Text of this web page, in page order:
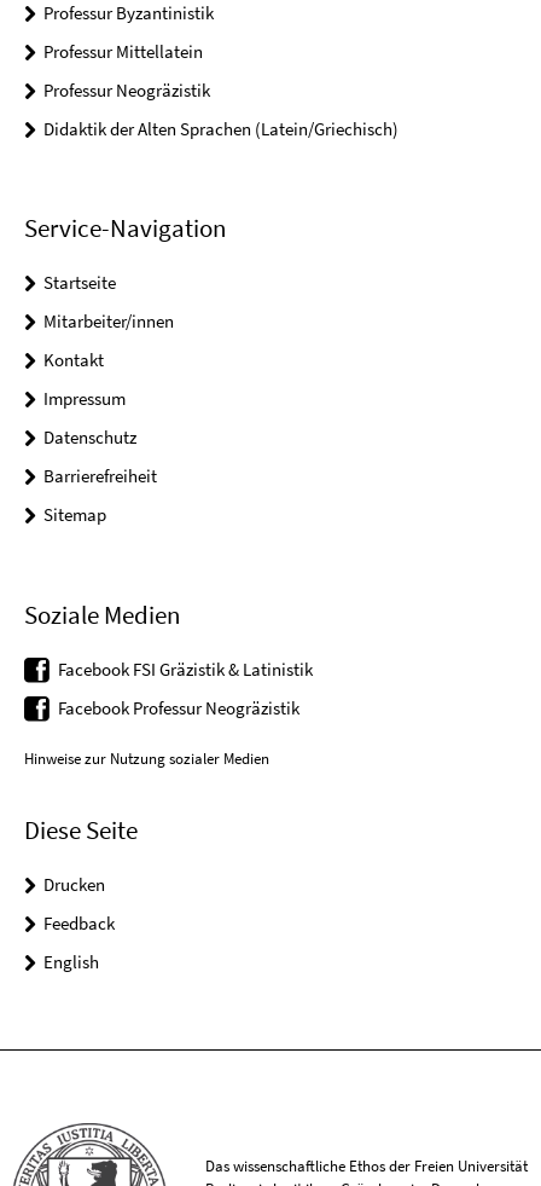
Professur Byzantinistik
Professur Mittellatein
Professur Neogräzistik
Didaktik der Alten Sprachen (Latein/Griechisch)
Service-Navigation
Startseite
Mitarbeiter/innen
Kontakt
Impressum
Datenschutz
Barrierefreiheit
Sitemap
Soziale Medien
Facebook FSI Gräzistik & Latinistik
Facebook Professur Neogräzistik
Hinweise zur Nutzung sozialer Medien
Diese Seite
Drucken
Feedback
English
Das wissenschaftliche Ethos der Freien Universität